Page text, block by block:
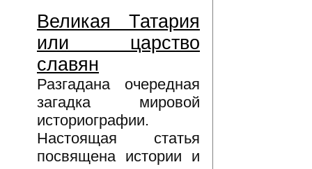
Великая Татария
или царство
славян
Разгадана очередная
загадка мировой
историографии.
Настоящая статья
посвящена истории и